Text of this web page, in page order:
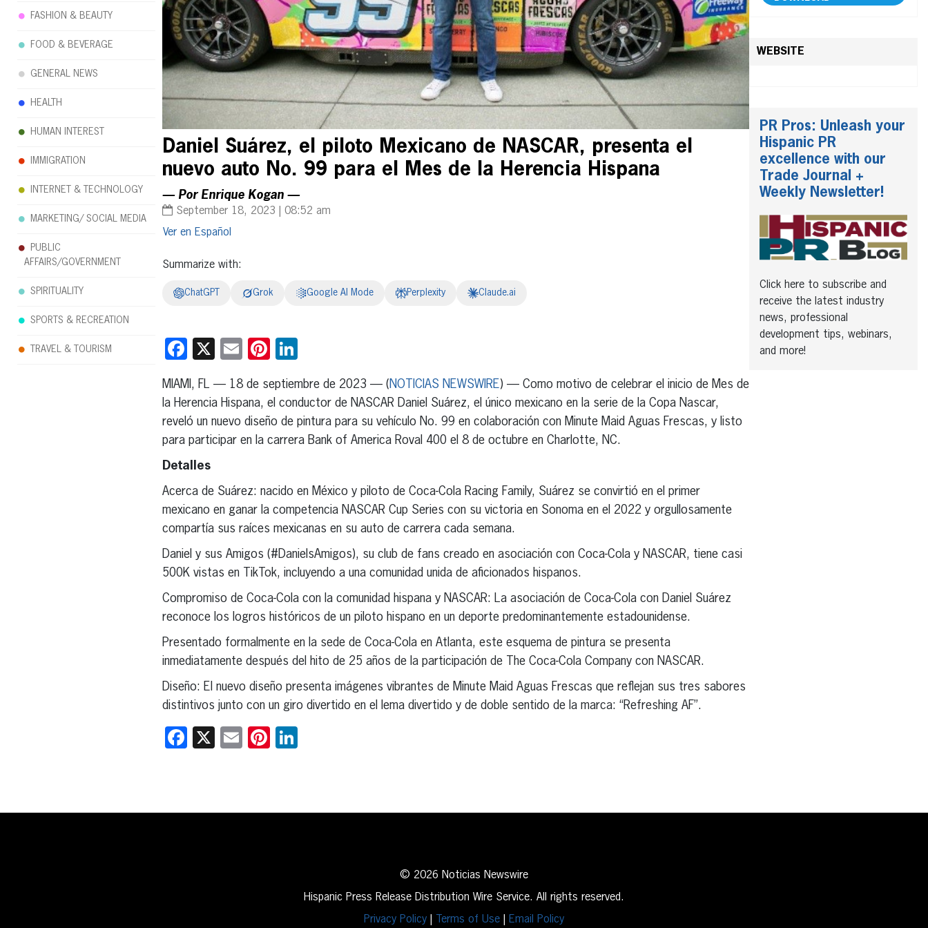
Daniel Suárez, el piloto Mexicano de NASCAR, presenta el
nuevo auto No. 99 para el Mes de la Herencia Hispana
— Por Enrique Kogan —
September 18, 2023 | 08:52 am
Español
Summarize with:
ChatGPT Grok Google AI Mode Perplexity Claude.ai
Facebook
X EmailPinterest
MIAMI, FL — 18 de septiembre de 2023 — (NOTICIAS NEWSWIRE) — Como motivo de celebrar el inicio de Mes de
la Herencia Hispana, el conductor de NASCAR Daniel Suárez, el único mexicano en la serie de la Copa Nascar,
reveló un nuevo diseño de pintura para su vehículo No. 99 en colaboración con Minute Maid Aguas Frescas, y listo
para participar en la carrera Bank of America Roval 400 el 8 de octubre en Charlotte, NC.
Detalles
Acerca de Suárez: nacido en México y piloto de Coca-Cola Racing Family, Suárez se convirtió en el primer
mexicano en ganar la competencia NASCAR Cup Series con su victoria en Sonoma en el 2022 y orgullosamente
compartía sus raíces mexicanas en su auto de carrera cada semana.
Daniel y sus Amigos (#DanielsAmigos), su club de fans creado en asociación con Coca-Cola y NASCAR, tiene casi
500K vistas en TikTok, incluyendo a una comunidad unida de aficionados hispanos.
Compromiso de Coca-Cola con la comunidad hispana y NASCAR: La asociación de Coca-Cola con Daniel Suárez
reconoce los logros históricos de un piloto hispano en un deporte predominantemente estadounidense.
Presentado formalmente en la sede de Coca-Cola en Atlanta, este esquema de pintura se presenta
inmediatamente después del hito de 25 años de la participación de The Coca-Cola Company con NASCAR.
Diseño: El nuevo diseño presenta imágenes vibrantes de Minute Maid Aguas Frescas que reflejan sus tres sabores
distintivos junto con un giro divertido en el lema divertido y de doble sentido de la marca: “Refreshing AF”.
Facebook
X EmailPinterest
WEBSITE
PR Pros: Unleash your
Hispanic PR
excellence with our
Trade Journal +
Weekly Newsletter!
Click here to subscribe and
receive the latest industry
news, professional
development tips, webinars,
and more!
FASHION & BEAUTY
FOOD & BEVERAGE
GENERAL NEWS
HEALTH
HUMAN INTEREST
IMMIGRATION
INTERNET & TECHNOLOGY
MARKETING/ SOCIAL MEDIA
PUBLIC
AFFAIRS/GOVERNMENT
SPIRITUALITY
SPORTS & RECREATION
TRAVEL & TOURISM
© 2026 Noticias Newswire
Hispanic Press Release Distribution Wire Service. All rights reserved.
Privacy Policy
Terms of Use Email Policy